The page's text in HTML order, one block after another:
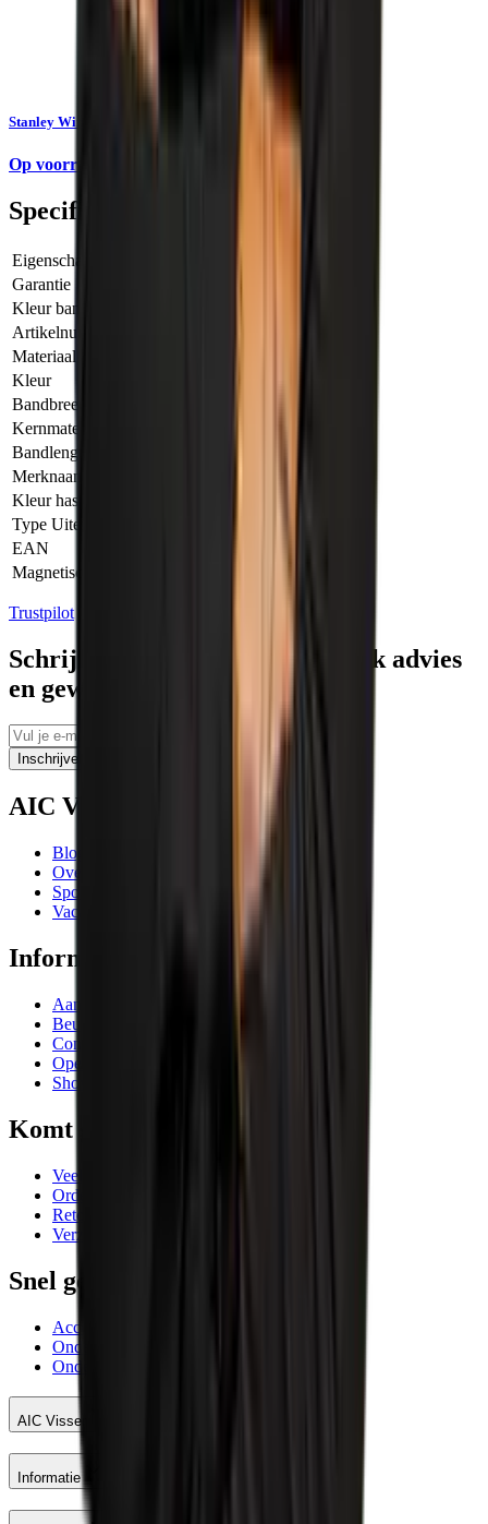
Stanley Winkelhaak 250 x 140mm 1-45-685
Op voorraad
Specificaties
Eigenschap
Garantie
Kleur band
Artikelnummer Fabrikant
Materiaal
Kleur
Bandbreedte
Kernmateriaal
Bandlengte
Merknaam
Kleur haspel
Type Uiteinde
EAN
Magnetisch
Trustpilot
Schrijf je in voor tips, persoonlijk advies
en geweldige aanbiedingen
Inschrijven
AIC Visser
Blogs
Over ons
Sponsoring
Vacatures
Informatie
Aanbiedingen
Beurzen en evenementen
Contactgegevens
Openingstijden
Showrooms
Komt goed
Veelgestelde vragen
Orderafhandeling
Retourneren
Verzending
Snel geregeld
Account AIC Visser
Onderhoud meetinstrumenten
Onderhoud en reparatie machines
AIC Visser
Informatie